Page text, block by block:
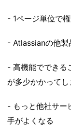
- 1ページ単位で
- Atlassianの他製
- 高機能でできる
が多少かかってし
- もっと他社サー
手がよくなる